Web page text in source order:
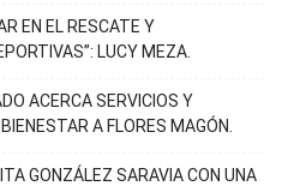
EN EL RESCATE Y
LUCY MEZA.
ACERCA SERVICIOS Y
A FLORES MAGÓN.
GONZÁLEZ SARAVIA CON UNA